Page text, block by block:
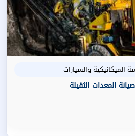
الميكانيكية والسيارات
المعدات الثقيلة